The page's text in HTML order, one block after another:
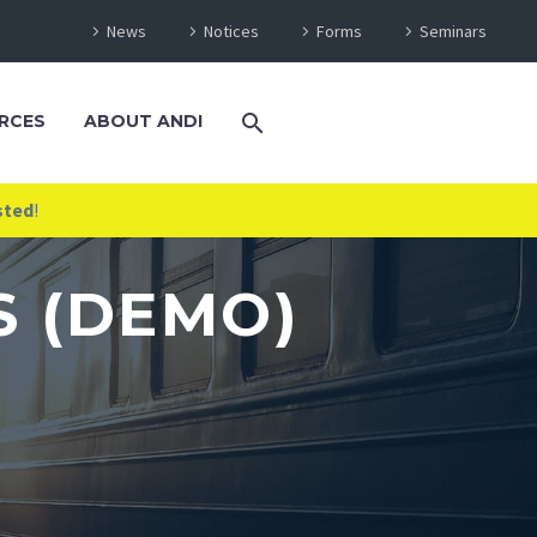
News Notices Forms Seminars
ABOUT ANDI
!
(DEMO)